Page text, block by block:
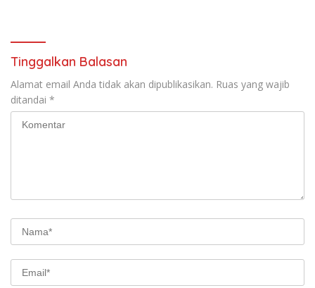
Tinggalkan Balasan
Alamat email Anda tidak akan dipublikasikan. Ruas yang wajib
ditandai *